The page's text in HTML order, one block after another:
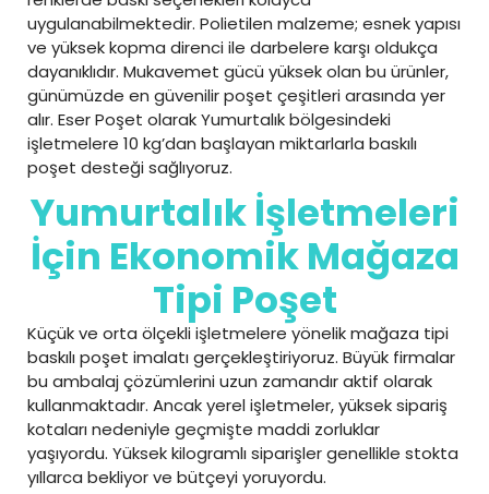
uygulanabilmektedir. Polietilen malzeme; esnek yapısı
ve yüksek kopma direnci ile darbelere karşı oldukça
dayanıklıdır. Mukavemet gücü yüksek olan bu ürünler,
günümüzde en güvenilir poşet çeşitleri arasında yer
alır. Eser Poşet olarak Yumurtalık bölgesindeki
işletmelere 10 kg’dan başlayan miktarlarla baskılı
poşet desteği sağlıyoruz.
Yumurtalık İşletmeleri
İçin Ekonomik Mağaza
Tipi Poşet
Küçük ve orta ölçekli işletmelere yönelik mağaza tipi
baskılı poşet imalatı gerçekleştiriyoruz. Büyük firmalar
bu ambalaj çözümlerini uzun zamandır aktif olarak
kullanmaktadır. Ancak yerel işletmeler, yüksek sipariş
kotaları nedeniyle geçmişte maddi zorluklar
yaşıyordu. Yüksek kilogramlı siparişler genellikle stokta
yıllarca bekliyor ve bütçeyi yoruyordu.